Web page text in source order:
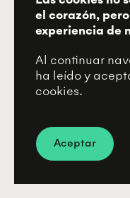
el corazón,
experiencia de
Al continuar
ha leído y
cookies.
Aceptar